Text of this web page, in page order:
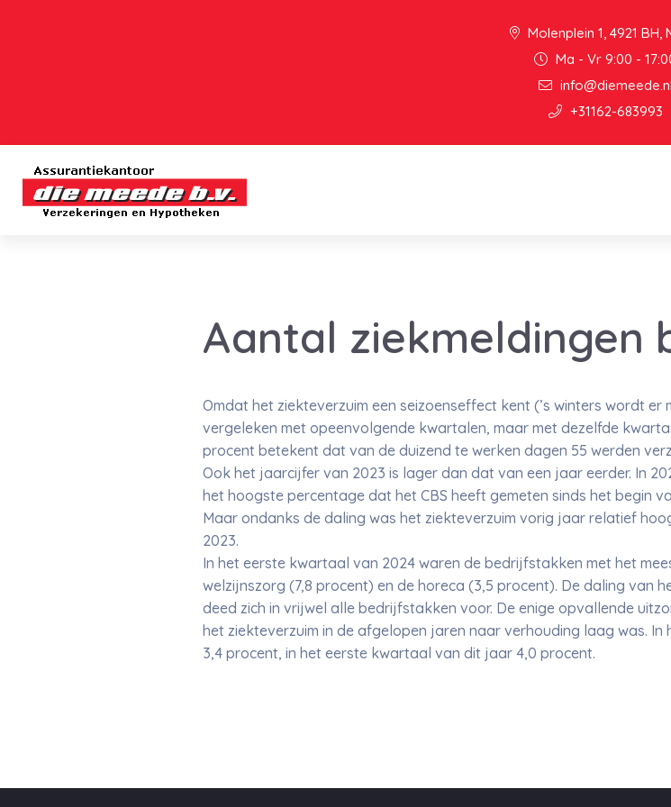
Molenplein 1, 4921 BH,
Ma - Vr 9:00 -
info@diemeede.nl
+31162-683993
Aantal ziekmeldingen
Omdat het ziekteverzuim een seizoenseffect kent (’s winters wordt
vergeleken met opeenvolgende kwartalen, maar met dezelfde
procent betekent dat van de duizend te werken dagen 55 werden
Ook het jaarcijfer van 2023 is lager dan dat van een jaar eerder. In
het hoogste percentage dat het CBS heeft gemeten sinds het begin
Maar ondanks de daling was het ziekteverzuim vorig jaar relatief
2023.
In het eerste kwartaal van 2024 waren de bedrijfstakken met het
welzijnszorg (7,8 procent) en de horeca (3,5 procent). De daling van
deed zich in vrijwel alle bedrijfstakken voor. De enige opvallende
het ziekteverzuim in de afgelopen jaren naar verhouding laag was.
3,4 procent, in het eerste kwartaal van dit jaar 4,0 procent.